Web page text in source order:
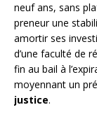
neuf ans, sans
preneur une
amortir ses
d’une faculté de
fin au bail à
moyennant un
justice.